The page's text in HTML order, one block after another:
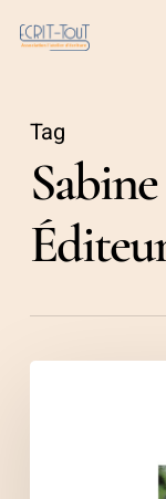
Skip
content
Tag